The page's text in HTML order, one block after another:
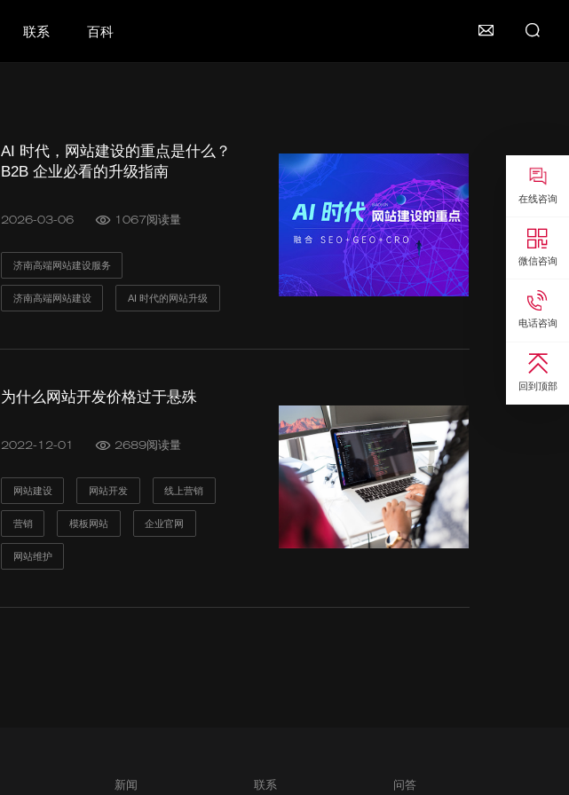
联系 百科 

在线咨询

微信咨询

电话咨询

回到顶部
AI 时代，网站建设的重点是什么？
B2B 企业必看的升级指南
2026-03-06 1067阅读量
济南高端网站建设服务
济南高端网站建设 AI 时代的网站升级
为什么网站开发价格过于悬殊
2022-12-01 2689阅读量
网站建设 网站开发 线上营销
营销 模板网站 企业官网
网站维护
新闻 联系 问答